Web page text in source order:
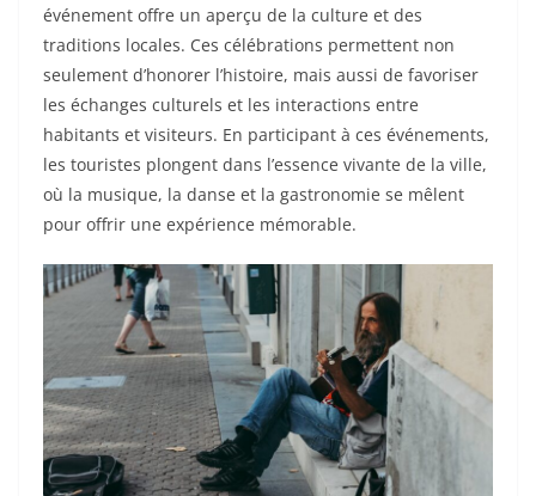
événement offre un aperçu de la culture et des
traditions locales. Ces célébrations permettent non
seulement d’honorer l’histoire, mais aussi de favoriser
les échanges culturels et les interactions entre
habitants et visiteurs. En participant à ces événements,
les touristes plongent dans l’essence vivante de la ville,
où la musique, la danse et la gastronomie se mêlent
pour offrir une expérience mémorable.